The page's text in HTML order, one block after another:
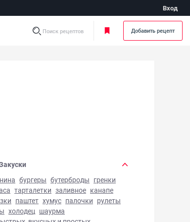
Вход
Поиск рецептов Добавить рецепт
капуста со свеклой - фото готового блюда
бургеры бутерброды гренки
тарталетки заливное канапе
паштет хумус палочки рулеты
холодец шаурма